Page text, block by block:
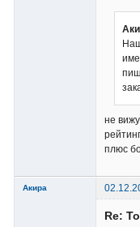
не
плюс
Акира
Re: